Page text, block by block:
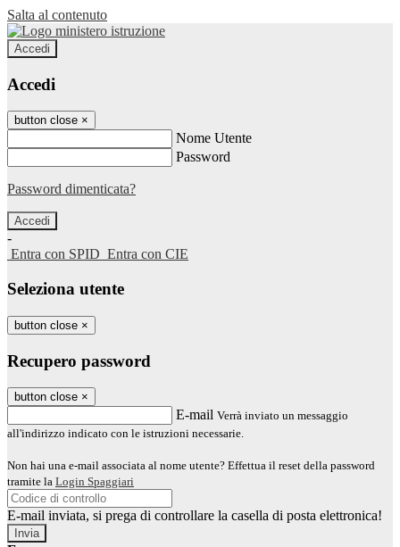
Salta al contenuto
Accedi
Accedi
button close ×
Nome Utente
Password
Password dimenticata?
-
Entra con SPID Entra con CIE
Seleziona utente
button close ×
Recupero password
button close ×
E-mail Verrà inviato un messaggio
all'indirizzo indicato con le istruzioni necessarie.
Non hai una e-mail associata al nome utente? Effettua il reset della password
tramite la Login Spaggiari
E-mail inviata, si prega di controllare la casella di posta elettronica!